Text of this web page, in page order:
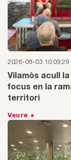
2026-08-03 10:09:29
Vilamòs acull
focus en la
territori
Veure +